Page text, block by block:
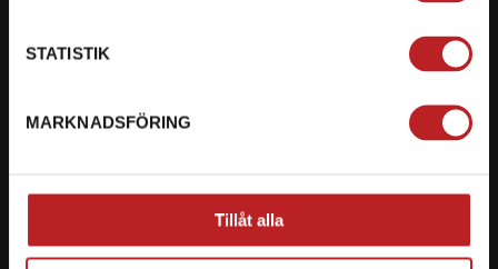
STATISTIK
MARKNADSFÖRING
Tillåt alla
Ryckepungsvägen 3, 79177 Falun
Vi erbjuder flera olika betalsätt. Dina köp är alltid
skyddade med krypteringsteknik.